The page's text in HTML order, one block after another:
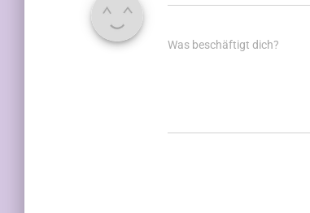
Was beschäftigt dich?